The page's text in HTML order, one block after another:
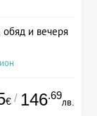
обяд и вечеря
€ / 146.69
лв.